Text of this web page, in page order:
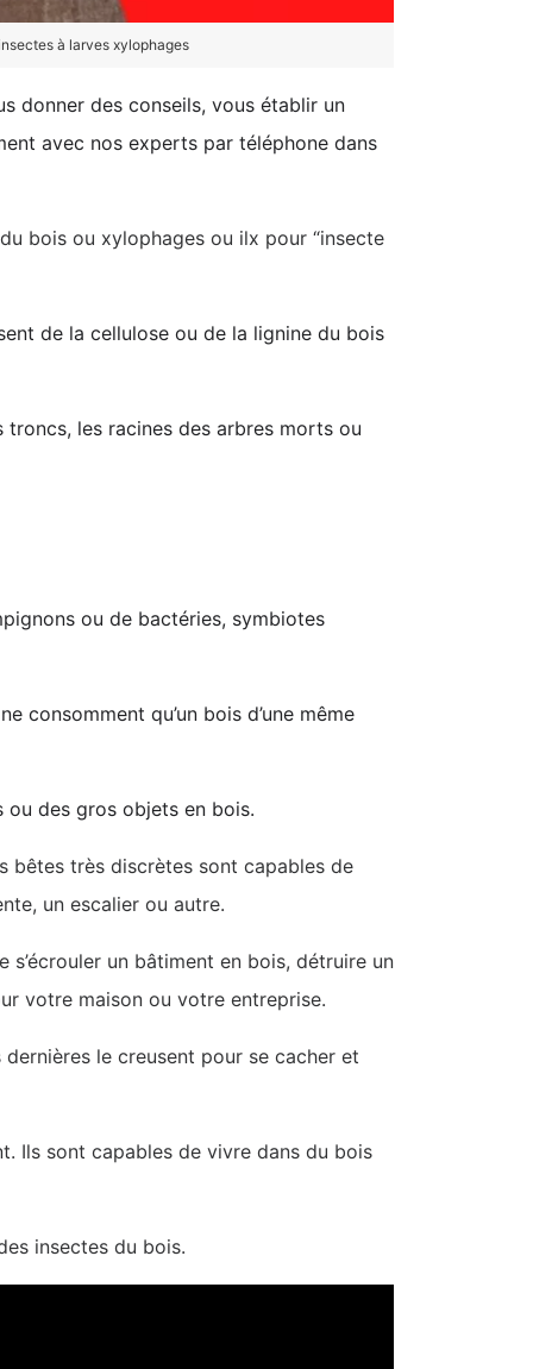
à larves xylophages
donner des conseils, vous établir un
avec nos experts par téléphone dans
bois ou xylophages ou ilx pour “insecte
de la cellulose ou de la lignine du bois
troncs, les racines des arbres morts ou
ou de bactéries, symbiotes
consomment qu’un bois d’une même
ou des gros objets en bois.
bêtes très discrètes sont capables de
un escalier ou autre.
un bâtiment en bois, détruire un
votre maison ou votre entreprise.
le creusent pour se cacher et
Ils sont capables de vivre dans du bois
insectes du bois.